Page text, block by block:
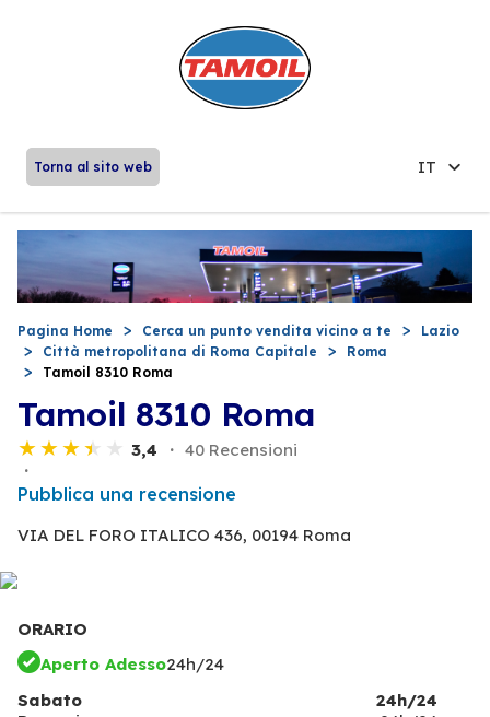
Torna al sito web IT
Pagina Home Cerca un punto vendita vicino a te
Lazio
Città metropolitana di Roma Capitale
Roma
Tamoil 8310 Roma
Tamoil 8310 Roma
3,4 40 Recensioni
Pubblica una recensione
VIA DEL FORO ITALICO 436, 00194 Roma
ORARIO
Aperto Adesso24h/24
Sabato
24h/24